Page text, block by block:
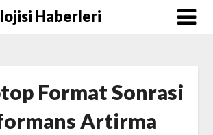
Haberleri
Format Sonrasi
Artirma